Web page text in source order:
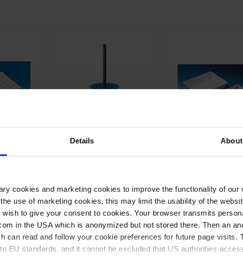
Details About
cookies and marketing cookies to improve the functionality of our
use of marketing cookies, this may limit the usability of the
to give your consent to cookies. Your browser transmits
in the USA which is anonymized but not stored there. Then an
can read and follow your cookie preferences for future page visits.
EU standards, and it cannot be excluded that US authorities
ZUM PRODUKT ZUM PRODUKT